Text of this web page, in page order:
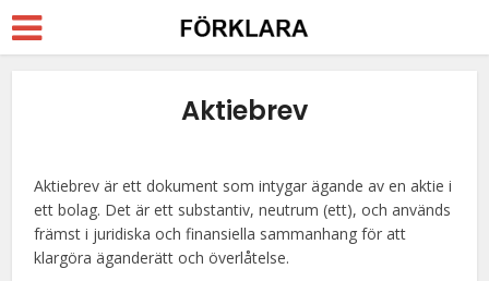
Aktiebrev
Aktiebrev är ett dokument som intygar ägande av en aktie i
ett bolag. Det är ett substantiv, neutrum (ett), och används
främst i juridiska och finansiella sammanhang för att
klargöra äganderätt och överlåtelse.